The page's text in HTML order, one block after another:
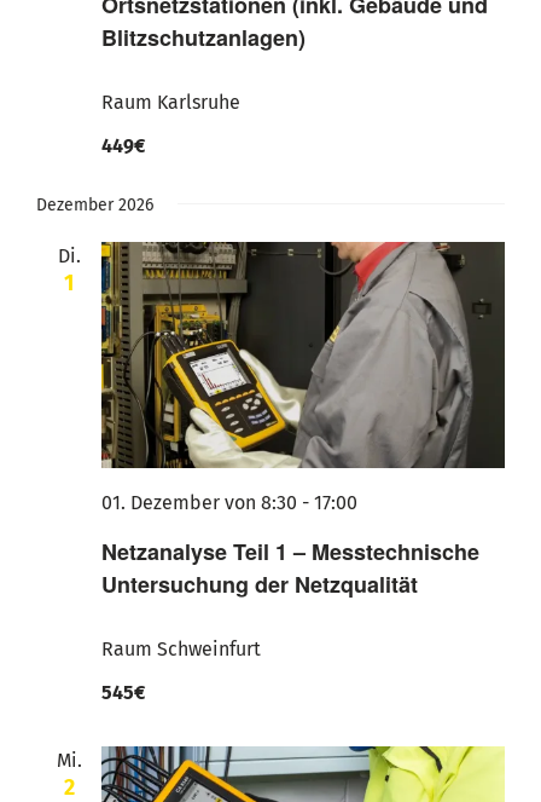
Blitzschutzanlagen)
Raum Karlsruhe
449€
Dezember 2026
Di.
1
Netzanalyse Teil 1 – Messtechnische
Untersuchung der Netzqualität
01. Dezember von 8:30 - 17:00
Raum Schweinfurt
545€
Mi.
2